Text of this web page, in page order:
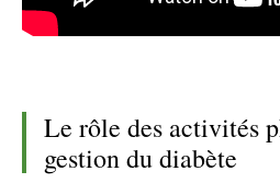
Le rôle des activités
gestion du diabète